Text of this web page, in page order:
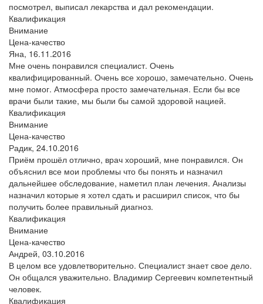
посмотрел, выписал лекарства и дал рекомендации.
Квалификация
Внимание
Цена-качество
Яна, 16.11.2016
Мне очень понравился специалист. Очень
квалифицированный. Очень все хорошо, замечательно. Очень
мне помог. Атмосфера просто замечательная. Если бы все
врачи были такие, мы были бы самой здоровой нацией.
Квалификация
Внимание
Цена-качество
Радик, 24.10.2016
Приём прошёл отлично, врач хороший, мне понравился. Он
объяснил все мои проблемы что бы понять и назначил
дальнейшее обследование, наметил план лечения. Анализы
назначил которые я хотел сдать и расширил список, что бы
получить более правильный диагноз.
Квалификация
Внимание
Цена-качество
Андрей, 03.10.2016
В целом все удовлетворительно. Специалист знает свое дело.
Он общался уважительно. Владимир Сергеевич компетентный
человек.
Квалификация